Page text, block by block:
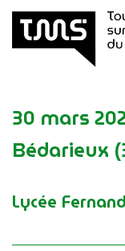
Aller
au
30 mars
Bédarieux
Lycée